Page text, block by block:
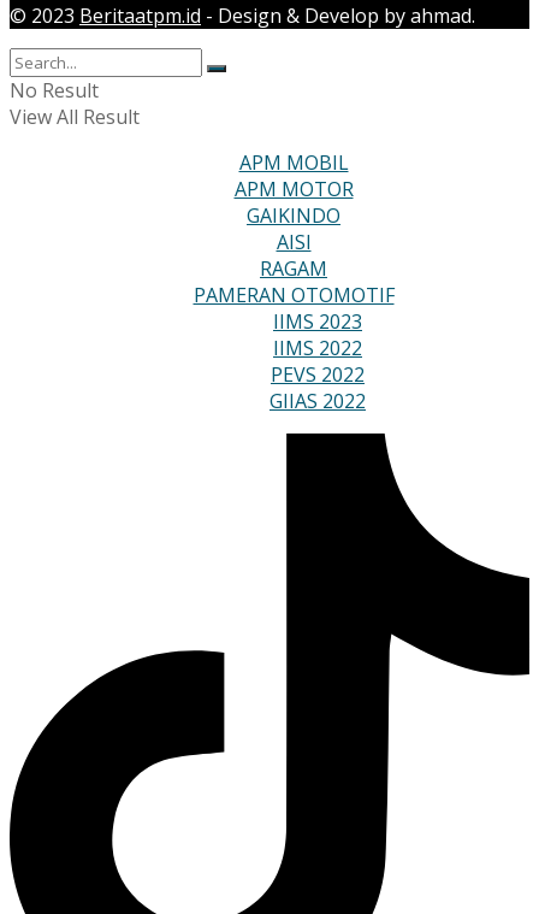
© 2023 Beritaatpm.id - Design & Develop by ahmad.
No Result
View All Result
APM MOBIL
APM MOTOR
GAIKINDO
AISI
RAGAM
PAMERAN OTOMOTIF
IIMS 2023
IIMS 2022
PEVS 2022
GIIAS 2022